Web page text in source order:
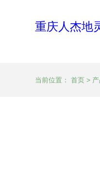
重庆人杰地
当前位置： 首页 >